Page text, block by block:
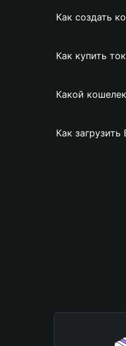
Как создать
Как купить
Какой
Как